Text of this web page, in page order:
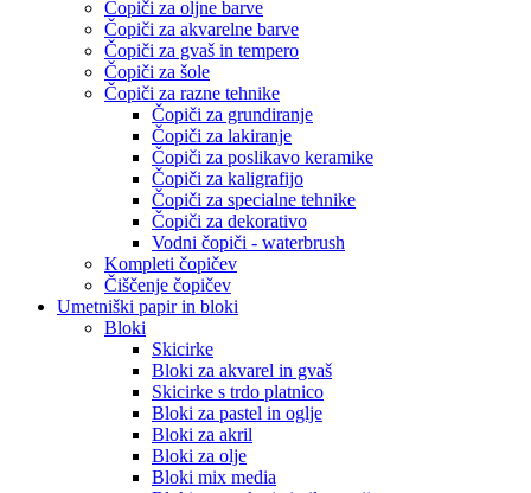
Čopiči za oljne barve
Čopiči za akvarelne barve
Čopiči za gvaš in tempero
Čopiči za šole
Čopiči za razne tehnike
Čopiči za grundiranje
Čopiči za lakiranje
Čopiči za poslikavo keramike
Čopiči za kaligrafijo
Čopiči za specialne tehnike
Čopiči za dekorativo
Vodni čopiči - waterbrush
Kompleti čopičev
Čiščenje čopičev
Umetniški papir in bloki
Bloki
Skicirke
Bloki za akvarel in gvaš
Skicirke s trdo platnico
Bloki za pastel in oglje
Bloki za akril
Bloki za olje
Bloki mix media